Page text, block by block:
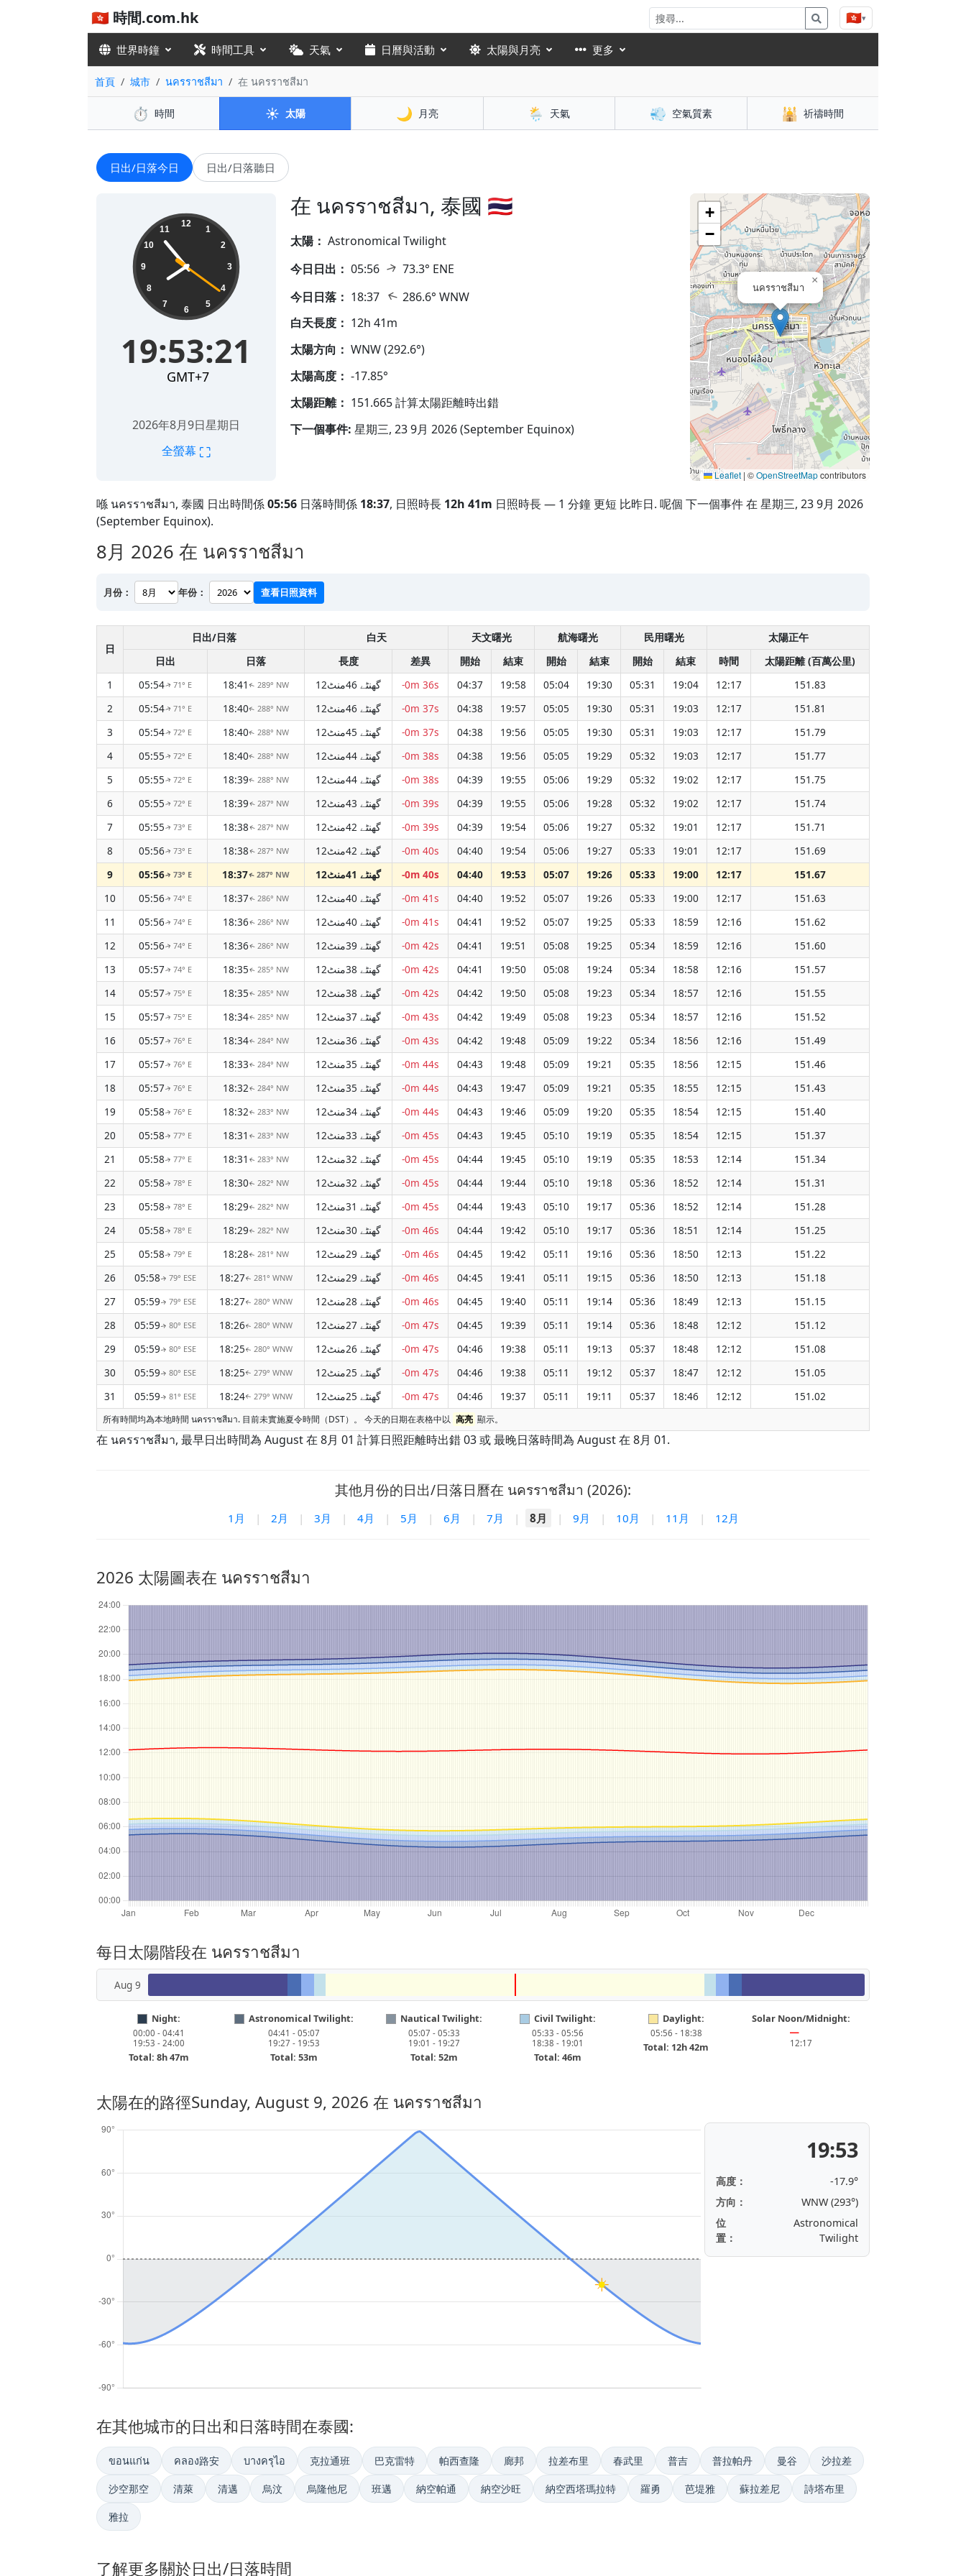
🇭🇰 時間.com.hk 🇭🇰▾
世界時鐘 時間工具 天氣 日曆與活動 太陽與月亮 更多
首頁 城市 นครราชสีมา 在 นครราชสีมา
⏱️ 時間 ☀️ 太陽 🌙 月亮 🌦️ 天氣 💨 空氣質素 🕌 祈禱時間
日出/日落今日 日出/日落聽日
在 นครราชสีมา, 泰國 🇹🇭
19:53:22 12
1
2
3
4
5
6
7
8
9
10
11
19:53:22
GMT+7
2026年8月9日星期日
全螢幕 ⛶
太陽： Astronomical Twilight
今日日出： 05:56 ↑ 73.3° ENE
今日日落： 18:37 ↑ 286.6° WNW
白天長度： 12h 41m
太陽方向： WNW (292.6°)
太陽高度： -17.85°
太陽距離： 151.665 計算太陽距離時出錯
下一個事件: 星期三, 23 9月 2026 (September Equinox)
นครราชสีมา
×
+
−
Leaflet | ©OpenStreetMapcontributors
喺 นครราชสีมา, 泰國 日出時間係05:56 日落時間係 18:37, 日照時長 12h 41m 日照時長 — 1 分鐘 更短 比昨日. 呢個 下一個事件 在 星期三, 23 9月 2026
(September Equinox).
8月 2026 在 นครราชสีมา
月份： 年份： 查看日照資料
日
日出/日落 白天 天文曙光 航海曙光 民用曙光
太陽正午
日出
日落 長度 差異 開始 結束 開始 結束 開始 結束 時間
太陽距離 (百萬公里)
1
05:54↑71° E 18:41 ↑ 289° NW 12گھنٹے 46منٹ -0m 36s 04:37 19:58 05:04 19:30 05:31 19:04 12:17
151.83
2
05:54↑71° E 18:40↑ 288° NW 12گھنٹے 46منٹ -0m 37s 04:38 19:57 05:05 19:30 05:31 19:03 12:17
151.81
3
05:54↑72° E 18:40↑ 288° NW 12گھنٹے 45منٹ -0m 37s 04:38 19:56 05:05 19:30 05:31 19:03 12:17
151.79
4
05:55↑72° E 18:40↑ 288° NW 12گھنٹے 44منٹ -0m 38s 04:38 19:56 05:05 19:29 05:32 19:03 12:17
151.77
5
05:55↑72° E 18:39↑ 288° NW 12گھنٹے 44منٹ -0m 38s 04:39 19:55 05:06 19:29 05:32 19:02 12:17
151.75
6
05:55↑72° E 18:39↑ 287° NW 12گھنٹے 43منٹ -0m 39s 04:39 19:55 05:06 19:28 05:32 19:02 12:17
151.74
7
05:55↑73° E 18:38↑ 287° NW 12گھنٹے 42منٹ -0m 39s 04:39 19:54 05:06 19:27 05:32 19:01 12:17
151.71
8
05:56↑73° E 18:38↑ 287° NW 12گھنٹے 42منٹ -0m 40s 04:40 19:54 05:06 19:27 05:33 19:01 12:17
151.69
9
05:56↑73° E 18:37↑287° NW 12گھنٹے 41منٹ -0m 40s 04:40 19:53 05:07 19:26 05:33 19:00 12:17
151.67
10
05:56↑ 74° E 18:37↑ 286° NW 12گھنٹے 40منٹ -0m 41s 04:40 19:52 05:07 19:26 05:33 19:00 12:17
151.63
11
05:56↑ 74° E 18:36↑ 286° NW 12گھنٹے 40منٹ -0m 41s 04:41 19:52 05:07 19:25 05:33 18:59 12:16
151.62
12
05:56↑ 74° E 18:36↑ 286° NW 12گھنٹے 39منٹ -0m 42s 04:41 19:51 05:08 19:25 05:34 18:59 12:16
151.60
13
05:57↑ 74° E 18:35↑ 285° NW 12گھنٹے 38منٹ -0m 42s 04:41 19:50 05:08 19:24 05:34 18:58 12:16
151.57
14
05:57↑ 75° E 18:35↑ 285° NW 12گھنٹے 38منٹ -0m 42s 04:42 19:50 05:08 19:23 05:34 18:57 12:16
151.55
15
05:57↑ 75° E 18:34↑ 285° NW 12گھنٹے 37منٹ -0m 43s 04:42 19:49 05:08 19:23 05:34 18:57 12:16
151.52
16
05:57↑ 76° E 18:34↑ 284° NW 12گھنٹے 36منٹ -0m 43s 04:42 19:48 05:09 19:22 05:34 18:56 12:16
151.49
17
05:57↑ 76° E 18:33↑ 284° NW 12گھنٹے 35منٹ -0m 44s 04:43 19:48 05:09 19:21 05:35 18:56 12:15
151.46
18
05:57↑ 76° E 18:32↑ 284° NW 12گھنٹے 35منٹ -0m 44s 04:43 19:47 05:09 19:21 05:35 18:55 12:15
151.43
19
05:58↑ 76° E 18:32↑ 283° NW 12گھنٹے 34منٹ -0m 44s 04:43 19:46 05:09 19:20 05:35 18:54 12:15
151.40
20
05:58↑ 77° E 18:31 ↑ 283° NW 12گھنٹے 33منٹ -0m 45s 04:43 19:45 05:10 19:19 05:35 18:54 12:15
151.37
21
05:58↑ 77° E 18:31 ↑ 283° NW 12گھنٹے 32منٹ -0m 45s 04:44 19:45 05:10 19:19 05:35 18:53 12:14
151.34
22
05:58↑ 78° E 18:30↑ 282° NW 12گھنٹے 32منٹ -0m 45s 04:44 19:44 05:10 19:18 05:36 18:52 12:14
151.31
23
05:58↑ 78° E 18:29↑ 282° NW 12گھنٹے 31منٹ -0m 45s 04:44 19:43 05:10 19:17 05:36 18:52 12:14
151.28
24
05:58↑ 78° E 18:29↑ 282° NW 12گھنٹے 30منٹ -0m 46s 04:44 19:42 05:10 19:17 05:36 18:51 12:14
151.25
25
05:58↑ 79° E 18:28↑ 281° NW 12گھنٹے 29منٹ -0m 46s 04:45 19:42 05:11 19:16 05:36 18:50 12:13
151.22
26
05:58↑ 79° ESE 18:27↑ 281° WNW 12گھنٹے 29منٹ -0m 46s 04:45 19:41 05:11 19:15 05:36 18:50 12:13
151.18
27
05:59↑ 79° ESE 18:27↑ 280° WNW 12گھنٹے 28منٹ -0m 46s 04:45 19:40 05:11 19:14 05:36 18:49 12:13
151.15
28
05:59↑ 80° ESE 18:26↑ 280° WNW 12گھنٹے 27منٹ -0m 47s 04:45 19:39 05:11 19:14 05:36 18:48 12:12
151.12
29
05:59↑ 80° ESE 18:25↑ 280° WNW 12گھنٹے 26منٹ -0m 47s 04:46 19:38 05:11 19:13 05:37 18:48 12:12
151.08
30
05:59↑ 80° ESE 18:25↑ 279° WNW 12گھنٹے 25منٹ -0m 47s 04:46 19:38 05:11 19:12 05:37 18:47 12:12
151.05
31
05:59↑ 81° ESE 18:24↑ 279° WNW 12گھنٹے 25منٹ -0m 47s 04:46 19:37 05:11 19:11 05:37 18:46 12:12 151.02
所有時間均為本地時間 นครราชสีมา. 目前未實施夏令時間（DST）。 今天的日期在表格中以 高亮 顯示。
在 นครราชสีมา, 最早日出時間為 August 在 8月 01 計算日照距離時出錯 03 或 最晚日落時間為 August 在 8月 01.
其他月份的日出/日落日曆在 นครราชสีมา (2026):
1月 | 2月 | 3月 | 4月 | 5月 | 6月 | 7月 | 8月 | 9月 | 10月 | 11月 | 12月
2026 太陽圖表在 นครราชสีมา
每日太陽階段在 นครราชสีมา
Aug 9
Night:
00:00 - 04:41
19:53 - 24:00
Total: 8h 47m
Astronomical Twilight:
04:41 - 05:07
19:27 - 19:53
Total: 53m
Nautical Twilight:
05:07 - 05:33
19:01 - 19:27
Total: 52m
Civil Twilight:
05:33 - 05:56
18:38 - 19:01
Total: 46m
Daylight:
05:56 - 18:38
Total: 12h 42m
Solar Noon/Midnight:
━
12:17
太陽在的路徑Sunday, August 9, 2026 在 นครราชสีมา
19:53
高度：
-17.9°
方向：
WNW (293°)
位
置：
Astronomical
Twilight
在其他城市的日出和日落時間在泰國:
ขอนแก่น คลอง路安 บางครุไอ 克拉通班 巴克雷特 帕西查隆 廊邦 拉差布里 春武里 普吉 普拉帕丹 曼谷 沙拉差
沙空那空 清萊 清邁 烏汶 烏隆他尼 班邁 納空帕通 納空沙旺 納空西塔瑪拉特 羅勇 芭堤雅 蘇拉差尼 詩塔布里
雅拉
了解更多關於日出/日落時間